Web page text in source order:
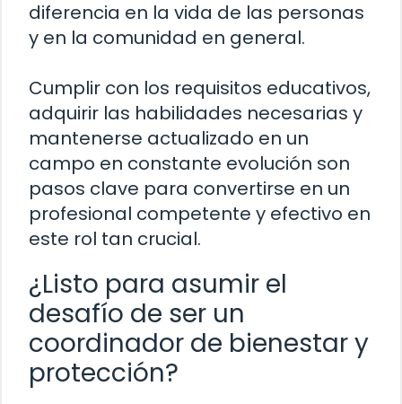
diferencia en la vida de las personas
y en la comunidad en general.
Cumplir con los requisitos educativos,
adquirir las habilidades necesarias y
mantenerse actualizado en un
campo en constante evolución son
pasos clave para convertirse en un
profesional competente y efectivo en
este rol tan crucial.
¿Listo para asumir el
desafío de ser un
coordinador de bienestar y
protección?